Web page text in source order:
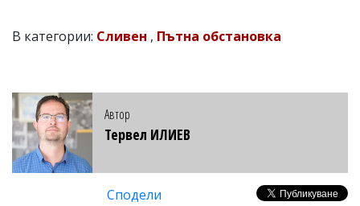
В категории: Сливен , Пътна обстановка
Автор
Тервел ИЛИЕВ
Сподели